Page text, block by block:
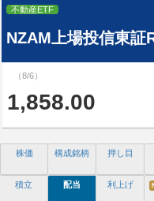
不動産ETF
NZAM上場投信東証
（8/6）
1,858.00
株価 構成銘柄 押し目
積立 配当 利上げ